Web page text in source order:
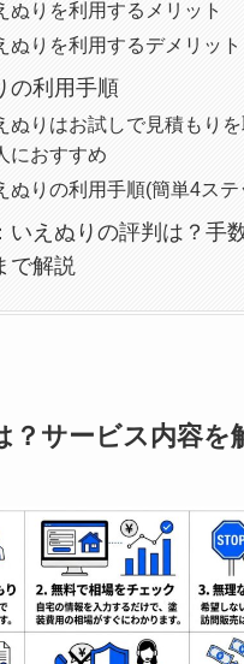
ぬりを利用するメリット
ぬりを利用するデメリット
の利用手順
ぬりはお試しで見積もり
におすすめ
ぬりの利用手順(簡単4ステ
いえぬりの評判は？手
で解説
？サービス内容を